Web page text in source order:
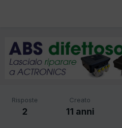
Risposte
2
Creato
11 anni